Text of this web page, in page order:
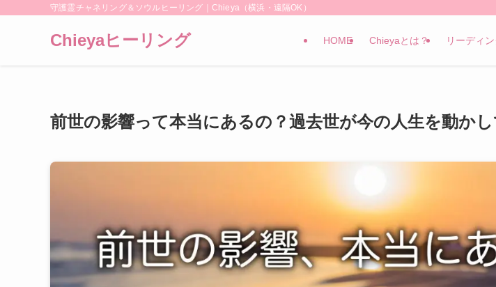
守護霊チャネリング＆ソウルヒーリング｜Chieya（横浜・遠隔OK）
Chieyaヒーリング HOME Chieyaとは？ リーディ
前世の影響って本当にあるの？過去世が今の人生を動か